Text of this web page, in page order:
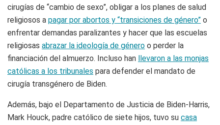
cirugías de “cambio de sexo”, obligar a los planes de salud
religiosos a pagar por abortos y “transiciones de género” o
enfrentar demandas paralizantes y hacer que las escuelas
religiosas abrazar la ideología de género o perder la
financiación del almuerzo. Incluso han
llevaron a las monjas
católicas a los tribunales para defender el mandato de
cirugía transgénero de Biden.
Además, bajo el Departamento de Justicia de Biden-Harris,
Mark Houck, padre católico de siete hijos, tuvo su casa